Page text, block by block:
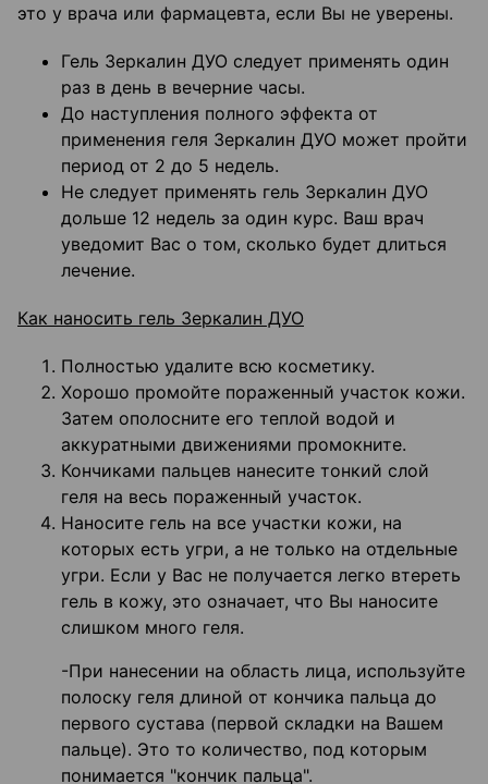
это у врача или фармацевта, если Вы не уверены.
Гель Зеркалин ДУО следует применять один
раз в день в вечерние часы.
До наступления полного эффекта от
применения геля Зеркалин ДУО может пройти
период от 2 до 5 недель.
Не следует применять гель Зеркалин ДУО
дольше 12 недель за один курс. Ваш врач
уведомит Вас о том, сколько будет длиться
лечение.
Как наносить гель Зеркалин ДУО
Полностью удалите всю косметику.
Хорошо промойте пораженный участок кожи.
Затем ополосните его теплой водой и
аккуратными движениями промокните.
Кончиками пальцев нанесите тонкий слой
геля на весь пораженный участок.
Наносите гель на все участки кожи, на
которых есть угри, а не только на отдельные
угри. Если у Вас не получается легко втереть
гель в кожу, это означает, что Вы наносите
слишком много геля.
-При нанесении на область лица, используйте
полоску геля длиной от кончика пальца до
первого сустава (первой складки на Вашем
пальце). Это то количество, под которым
понимается "кончик пальца".